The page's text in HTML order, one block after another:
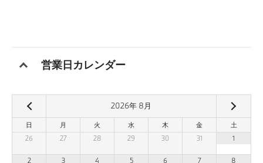
営業日カレンダー
2026年 8 月
日 月 火 水 木 金
土
26
27 28 29 30 31 1
2 3 4 5 6 7 8